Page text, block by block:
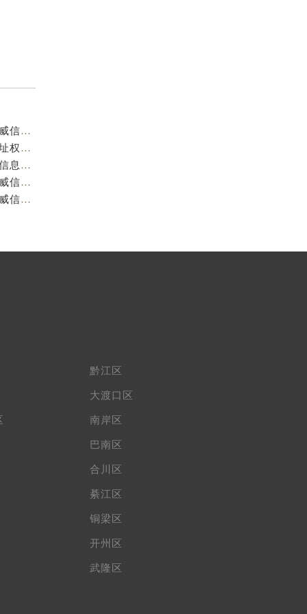
重庆阿玛尼官方售后服务中心｜服务热线及门店地址权威信息公示（2026年7月最新）
重庆阿玛尼官方售后服务中心｜服务热线与门店详细地址权威信息公示（2026年7月最新）
重庆阿玛尼官方售后服务中心｜全部网点地址电话权威信息公示（2026年7月最新）
重庆阿玛尼官方售后服务中心｜最新热线电话与地址权威信息公示（2026年7月最新）
重庆阿玛尼官方售后服务中心｜最新电话和维修地址权威信息公示（2026年7月最新）
黔江区
大渡口区
南岸区
巴南区
合川区
綦江区
铜梁区
开州区
武隆区